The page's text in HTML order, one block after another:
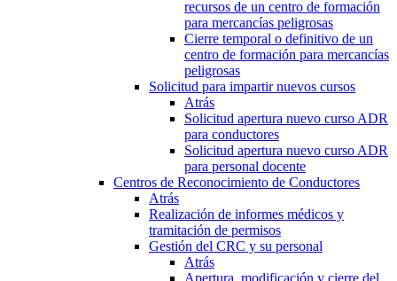
recursos de un centro de formación
para mercancías peligrosas
Cierre temporal o definitivo de un
centro de formación para mercancías
peligrosas
Solicitud para impartir nuevos cursos
Atrás
Solicitud apertura nuevo curso ADR
para conductores
Solicitud apertura nuevo curso ADR
para personal docente
Centros de Reconocimiento de Conductores
Atrás
Realización de informes médicos y
tramitación de permisos
Gestión del CRC y su personal
Atrás